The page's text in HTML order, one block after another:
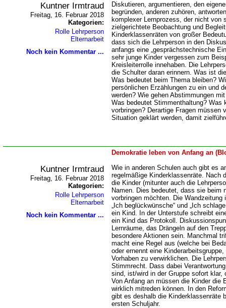
Kuntner Irmtraud
Freitag, 16. Februar 2018
Kategorien:
Rolle Lehrperson
Elternarbeit
Noch kein Kommentar ...
Diskutieren, argumentieren, den
begründen, anderen zuhören,
komplexer Lernprozess, der nicht von
zielgerichtete Beobachtung und
Kinderklassenräten von großer
dass sich die Lehrperson in den
anfangs eine „gesprächstechnische
sehr junge Kinder vergessen zum
Kreisleiterrolle innehaben. Die
die Schulter daran erinnern. Was ist
Was bedeutet beim Thema bleiben?
persönlichen Erzählungen zu ein und
werden? Wie gehen Abstimmungen
Was bedeutet Stimmenthaltung? Was
vorbringen? Derartige Fragen müssen
Situation geklärt werden, damit
Demokratie leben von Anfang an
Kuntner Irmtraud
Freitag, 16. Februar 2018
Kategorien:
Rolle Lehrperson
Elternarbeit
Noch kein Kommentar ...
Wie in anderen Schulen auch gibt es
regelmäßige Kinderklassenräte. Nach
die Kinder (mitunter auch die
Namen. Dies bedeutet, dass sie beim
vorbringen möchten. Die Wandzeitung
Ich beglückwünsche“ und „Ich
ein Kind. In der Unterstufe schreibt
ein Kind das Protokoll.
Lernräume, das Drängeln auf den
besondere Aktionen sein. Manchmal
macht eine Regel aus (welche bei
oder ernennt eine
Vorhaben zu verwirklichen. Die
Stimmrecht. Dass dabei
sind, ist/wird in der Gruppe sofort klar,
Von Anfang an müssen die Kinder die
wirklich mitreden können. In den
gibt es deshalb die Kinderklassenräte
ersten Schuljahr.